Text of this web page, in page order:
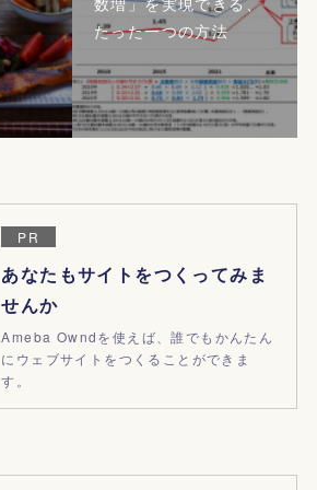
たった一つの方法
PR
あなたもサイトをつくってみま
せんか
Ameba Owndを使えば、誰でもかんたん
にウェブサイトをつくることができま
す。